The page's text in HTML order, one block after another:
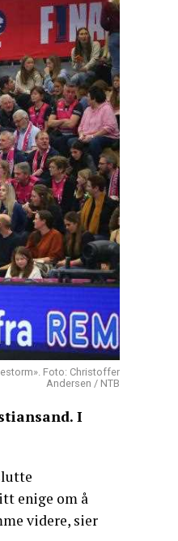
Foto: Christoffer
Andersen / NTB
I
enige om å
videre, sier